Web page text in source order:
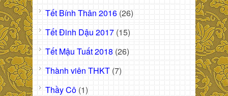
Tết Bính Thân 2016 (26)
Tết Đinh Dậu 2017 (15)
Tết Mậu Tuất 2018 (26)
Thành viên THKT (7)
Thầy Cô (1)